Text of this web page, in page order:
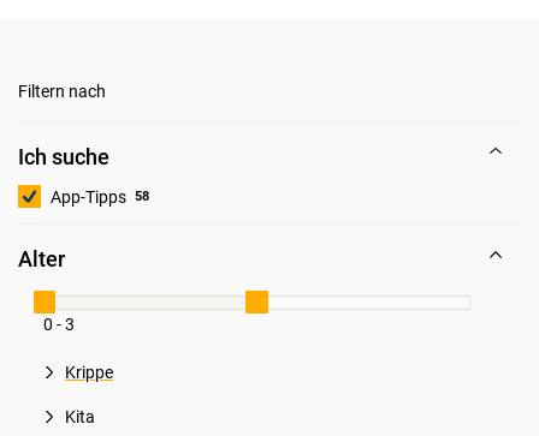
Filtern nach
Ich suche
App-Tipps 58
Alter
0 - 3
Krippe
Kita